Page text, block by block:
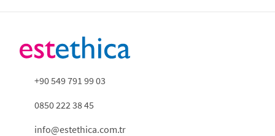
+90 549 791 99 03
0850 222 38 45
info@estethica.com.tr